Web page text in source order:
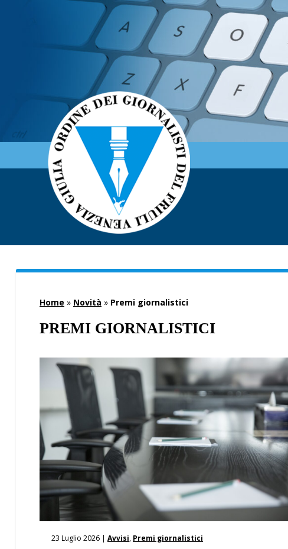
Home » Novità » Premi giornalistici
PREMI GIORNALISTICI
23 Luglio 2026 | Avvisi, Premi giornalistici